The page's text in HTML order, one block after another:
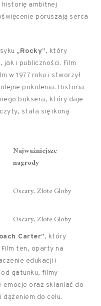
historię ambitnej
poruszają serca
„Rocky”, który
jak i publiczności. Film
w 1977 roku i stworzył
pokolenia. Historia
boksera, który daje
stała się ikoną
Najważniejsze
nagrody
Oscary, Złote Globy
Oscary, Złote Globy
Carter”, który
ten, oparty na
edukacji i
gatunku, filmy
oraz skłaniać do
do celu.